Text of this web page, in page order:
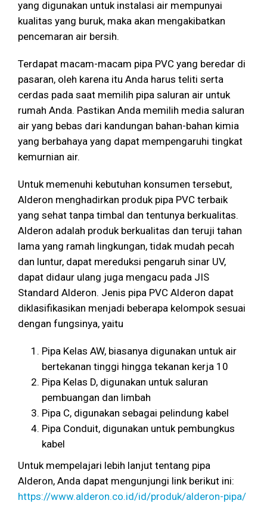
yang digunakan untuk instalasi air mempunyai
kualitas yang buruk, maka akan mengakibatkan
pencemaran air bersih.
Terdapat macam-macam pipa PVC yang beredar di
pasaran, oleh karena itu Anda harus teliti serta
cerdas pada saat memilih pipa saluran air untuk
rumah Anda. Pastikan Anda memilih media saluran
air yang bebas dari kandungan bahan-bahan kimia
yang berbahaya yang dapat mempengaruhi tingkat
kemurnian air.
Untuk memenuhi kebutuhan konsumen tersebut,
Alderon menghadirkan produk pipa PVC terbaik
yang sehat tanpa timbal dan tentunya berkualitas.
Alderon adalah produk berkualitas dan teruji tahan
lama yang ramah lingkungan, tidak mudah pecah
dan luntur, dapat mereduksi pengaruh sinar UV,
dapat didaur ulang juga mengacu pada JIS
Standard Alderon. Jenis pipa PVC Alderon dapat
diklasifikasikan menjadi beberapa kelompok sesuai
dengan fungsinya, yaitu
Pipa Kelas AW, biasanya digunakan untuk air
bertekanan tinggi hingga tekanan kerja 10
Pipa Kelas D, digunakan untuk saluran
pembuangan dan limbah
Pipa C, digunakan sebagai pelindung kabel
Pipa Conduit, digunakan untuk pembungkus
kabel
Untuk mempelajari lebih lanjut tentang pipa
Alderon, Anda dapat mengunjungi link berikut ini:
https://www.alderon.co.id/id/produk/alderon-pipa/